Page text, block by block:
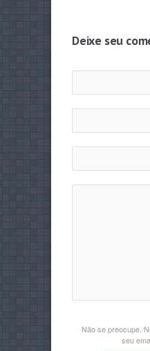
Deixe seu
Não se preocupe.
seu